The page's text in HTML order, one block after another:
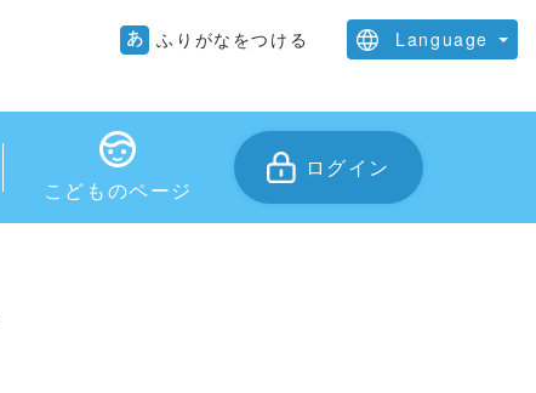
ふりがなをつける
Language
English
中文
こどものページ
ログイン